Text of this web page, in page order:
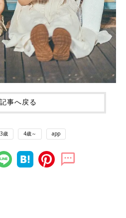
事へ戻る
3歳 4歳～ app